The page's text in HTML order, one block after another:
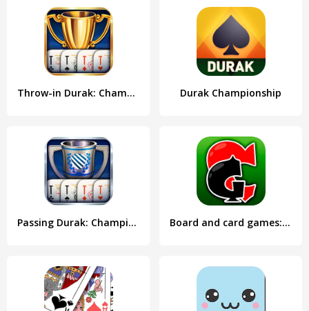
Throw-in Durak: Championship Durak Championship
Passing Durak: Championship Board and сard games: durak